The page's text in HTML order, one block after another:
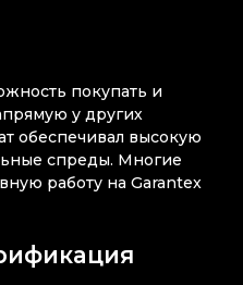
покупать и
у других
обеспечивал высокую
спреды. Многие
работу на Garantex